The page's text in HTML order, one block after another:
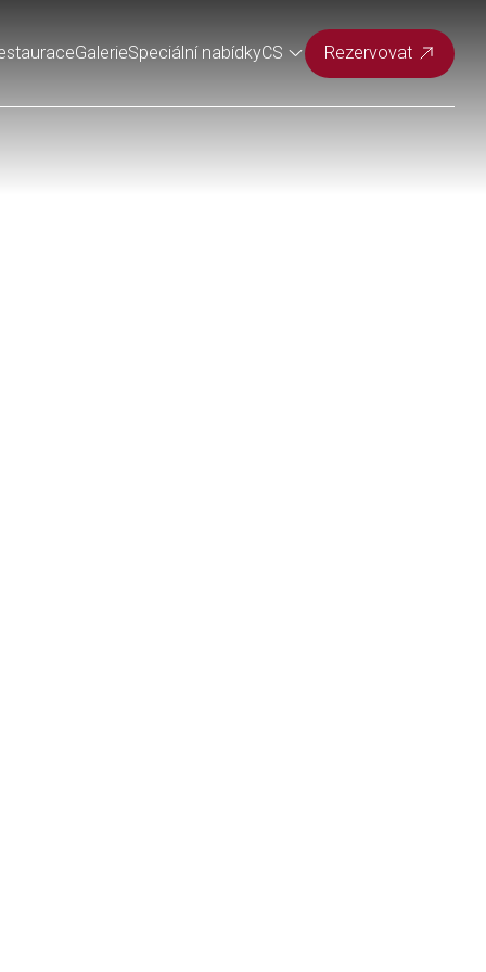
GalerieSpeciální nabídkyCS Rezervovat